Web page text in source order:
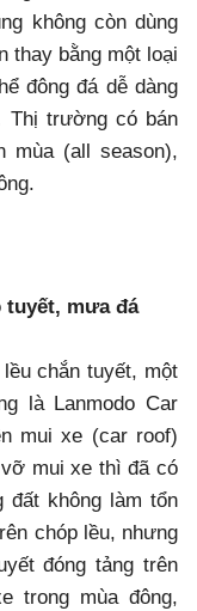
không còn dùng
thay bằng một loại
đông đá dễ dàng
Thị trường có bán
mùa (all season),
tuyết, mưa đá
chắn tuyết, một
là Lanmodo Car
mui xe (car roof)
mui xe thì đã có
không làm tổn
chóp lều, nhưng
đóng tảng trên
trong mùa đông,